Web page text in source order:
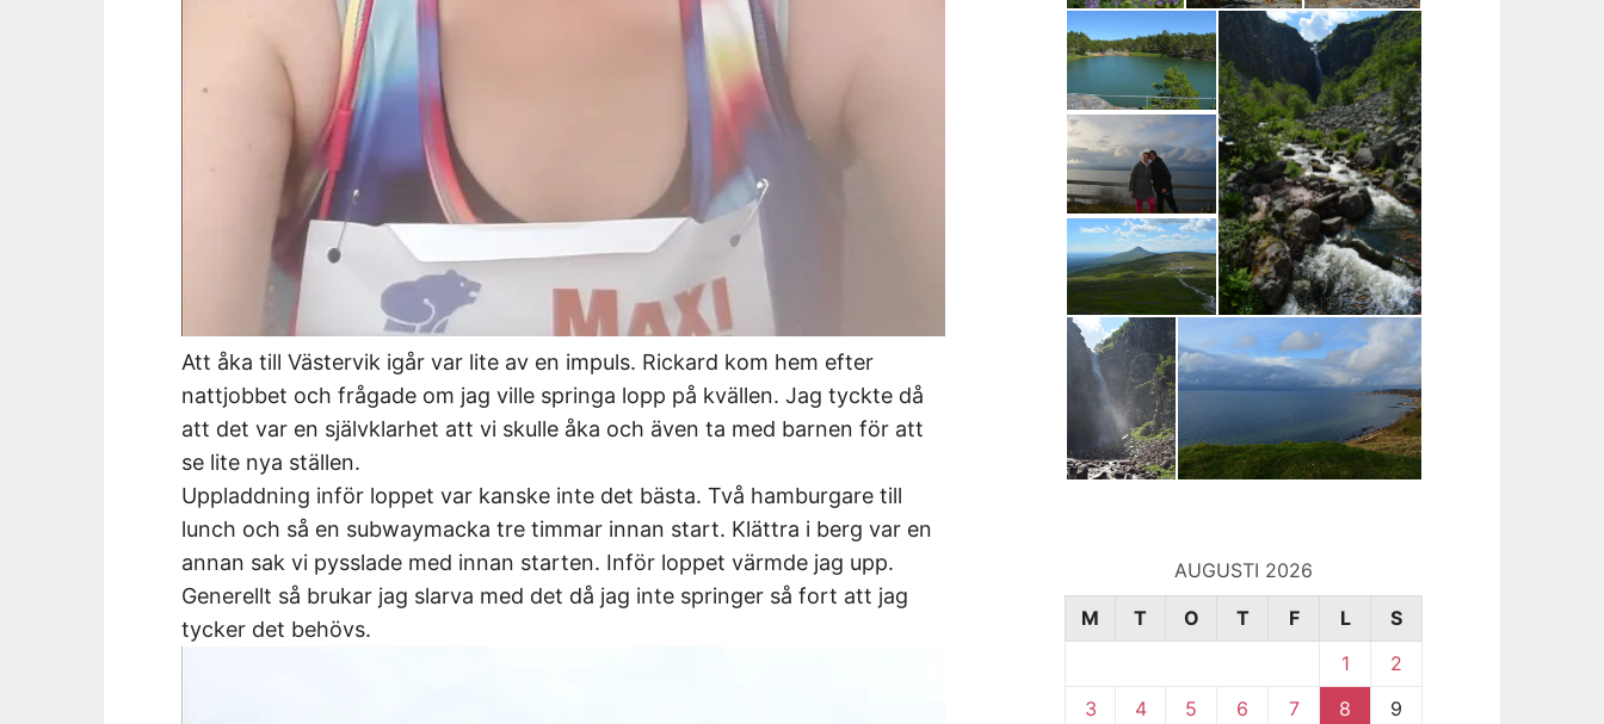
Att åka till Västervik igår var lite av en impuls. Rickard kom hem efter
nattjobbet och frågade om jag ville springa lopp på kvällen. Jag tyckte då
att det var en självklarhet att vi skulle åka och även ta med barnen för att
se lite nya ställen.
Uppladdning inför loppet var kanske inte det bästa. Två hamburgare till
lunch och så en subwaymacka tre timmar innan start. Klättra i berg var en
annan sak vi pysslade med innan starten. Inför loppet värmde jag upp.
Generellt så brukar jag slarva med det då jag inte springer så fort att jag
tycker det behövs.
AUGUSTI 2026
M
T O T F L
S
1
2
3
4 5 6 7 8
9